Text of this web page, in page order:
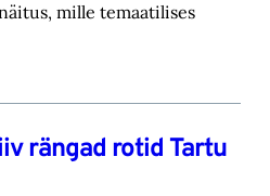
mille temaatilises
rängad rotid Tartu